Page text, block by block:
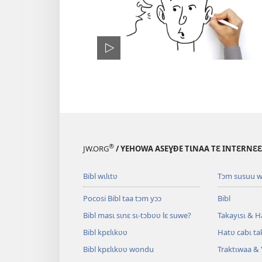
JW.ORG® / YEHOWA ASEƔĐE TƖNAA TƐ
Bibl wɩlɩtʋ
Pocosi Bibl taa tɔm yɔɔ
Bibl masɩ sɩnɛ sɩ-tɔbʋʋ lɛ suwe?
Bibl kpɛlɩkʋʋ
Bibl kpɛlɩkʋʋ wondu
Tɔm susuu
Bibl
Takayɩsɩ &
Hatʋ cabɩ
Traktɩwaa &